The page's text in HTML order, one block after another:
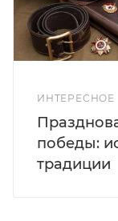
ИНТЕРЕСНОЕ
победы:
традиции